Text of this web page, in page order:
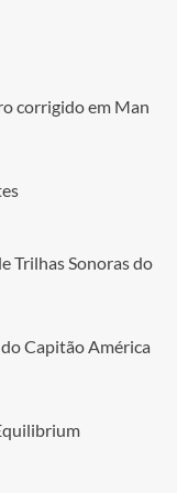
corrigido em Man
Trilhas Sonoras do
Capitão América